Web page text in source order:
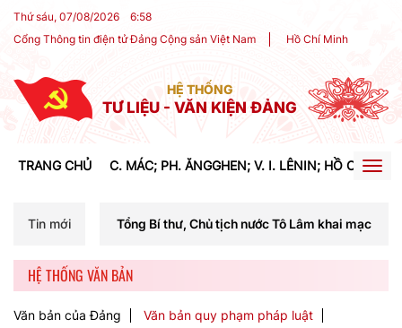
Thứ sáu, 07/08/2026 6:58
Cổng Thông tin điện tử Đảng Cộng sản Việt Nam
Hồ Chí Minh
HỆ THỐNG
TƯ LIỆU - VĂN KIỆN ĐẢNG
TRANG CHỦ C. MÁC; PH. ĂNGGHEN; V. I. LÊNIN; HỒ CHÍ
Tin mới
Tổng Bí thư, Chủ tịch nước Tô Lâm khai mạc Hội nghị Trung ương
HỆ THỐNG VĂN BẢN
Văn bản của Đảng
Văn bản quy phạm pháp luật